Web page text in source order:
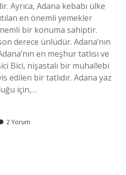
Ayrıca, Adana kebabı ülke
en önemli yemekler
bir konuma sahiptir.
derece ünlüdür. Adana’nın
en meşhur tatlısı ve
Bici, nişastalı bir muhallebi
edilen bir tatlıdır. Adana yaz
için,…
2 Yorum